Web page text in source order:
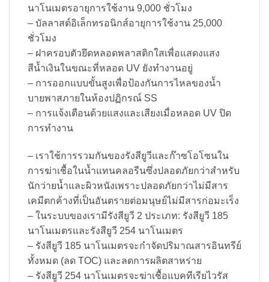
นาโนเมตรอายุการใช้งาน 9,000 ชั่วโมง
– บัลลาสต์อิเล็กทรอนิกส์อายุการใช้งาน 25,000
ชั่วโมง
– ฝาครอบตัวยึดหลอดพลาสติกใสเพื่อแสดงแสง
สีน้ำเงินในขณะที่หลอด UV ยังทำงานอยู่
– การออกแบบขั้นสูงเพื่อป้องกันการไหลของน้ำ
บายพาสภายในห้องปฏิกรณ์ SS
– การแจ้งเตือนด้วยแสงและเสียงเมื่อหลอด UV ปิด
การทำงาน
– เราใช้การรวมกันของรังสียูวีและก๊าซโอโซนใน
การฆ่าเชื้อในน้ำแทนคลอรีนซึ่งปลอดภัยกว่าสำหรับ
นักว่ายน้ำและผิวหนังเพราะปลอดภัยกว่าไม่มีสาร
เคมีตกค้างที่เป็นอันตรายต่อมนุษย์ไม่มีสารก่อมะเร็ง
– ในระบบของเรามีรังสียูวี 2 ประเภท: รังสียูวี 185
นาโนเมตรและรังสียูวี 254 นาโนเมตร
– รังสียูวี 185 นาโนเมตรจะกำจัดปริมาณสารอินทรีย์
ทั้งหมด (ลด TOC) และลดการผลิตสาหร่าย
– รังสียูวี 254 นาโนเมตรจะฆ่าเชื้อแบคทีเรียไวรัส